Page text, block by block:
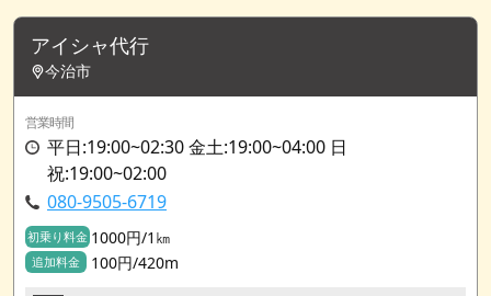
アイシャ代行
今治市
営業時間
平日:19:00~02:30 金土:19:00~04:00 日
祝:19:00~02:00
080-9505-6719
初乗り料金 1000円/1㎞
追加料金 100円/420m